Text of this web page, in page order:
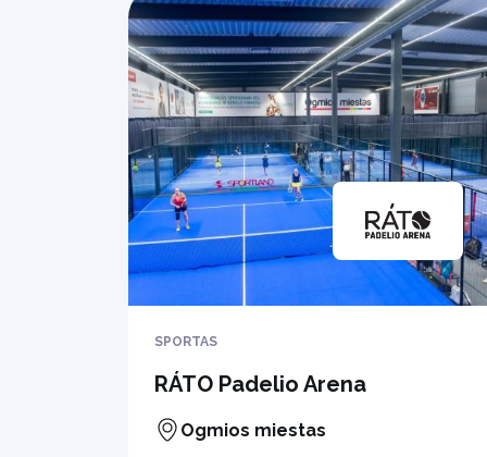
SPORTAS
RÁTO Padelio Arena
Ogmios miestas